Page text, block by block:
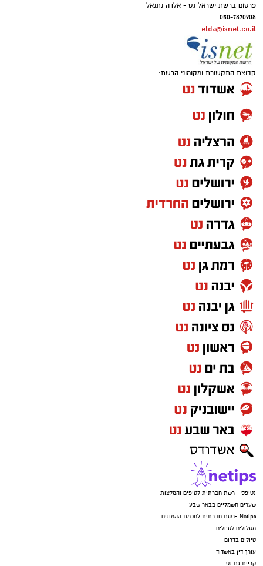
פרסום ברשת ישראל נט - אלדה נתנאל
050-7870908
elda@isnet.co.il
קבוצת התקשורת ומקומוני הרשת:
נטיפס - רשת חברתית לטיפים והמלצות
שערים חשמליים בבאר שבע
Netips -רשת חברתית לחכמת ההמונים
מסלולים לטיולים
טיולים בדרום
עורך דין באשדוד
קריית גת נט